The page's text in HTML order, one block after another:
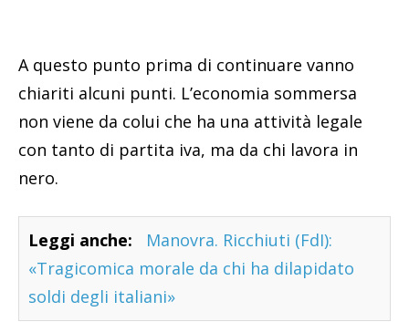
A questo punto prima di continuare vanno
chiariti alcuni punti. L’economia sommersa
non viene da colui che ha una attività legale
con tanto di partita iva, ma da chi lavora in
nero.
Leggi anche:
Manovra. Ricchiuti (FdI):
«Tragicomica morale da chi ha dilapidato
soldi degli italiani»